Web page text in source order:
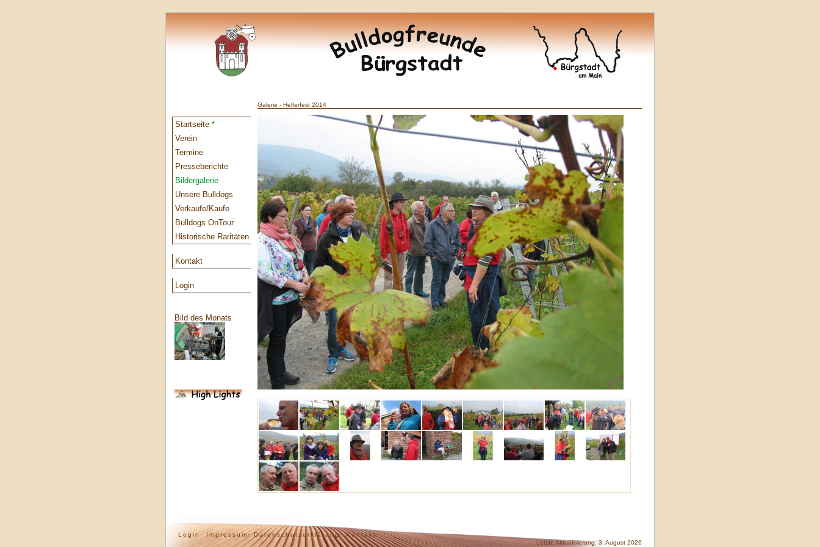
Startseite *
Verein
Termine
Presseberichte
Bildergalerie
Unsere Bulldogs
Verkaufe/Kaufe
Bulldogs OnTour
Historische Raritäten
Kontakt
Login
Bild des Monats
Galerie - Helferfest 2014
Login· Impressum· Datenschutzerklärung· Kontakt·
Letzte Aktualisierung: 3. August 2026